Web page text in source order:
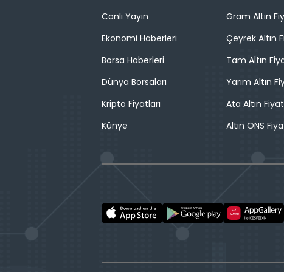
Canlı Yayın
Ekonomi Haberleri
Borsa Haberleri
Dünya Borsaları
Kripto Fiyatları
Künye
Gram Altın
Çeyrek Altın
Tam Altın
Yarım Altın
Ata Altın
Altın ONS